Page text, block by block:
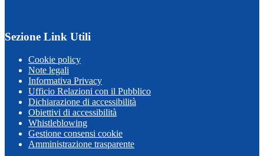
Sezione Link Utili
Cookie policy
Note legali
Informativa Privacy
Ufficio Relazioni con il Pubblico
Dichiarazione di accessibilità
Obiettivi di accessibilità
Whistleblowing
Gestione consensi cookie
Amministrazione trasparente